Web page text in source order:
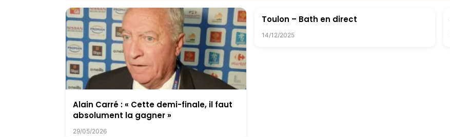
Alain Carré : « Cette demi-finale, il faut
absolument la gagner »
29/05/2026
Toulon – Bath en direct
14/12/2025